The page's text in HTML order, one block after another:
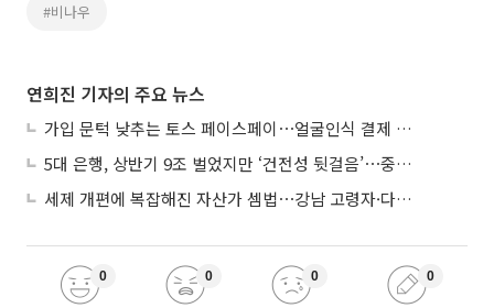
#비나우
연희진 기자의 주요 뉴스
가입 문턱 낮추는 토스 페이스페이⋯얼굴인식 결제 확산 속도낸다
5대 은행, 상반기 9조 벌었지만 ‘건전성 뒷걸음’⋯중기대출 문턱 높아지나
세제 개편에 복잡해진 자산가 셈법⋯강남 고령자·다주택자 ‘자산재편 고심’
0 0 0 0